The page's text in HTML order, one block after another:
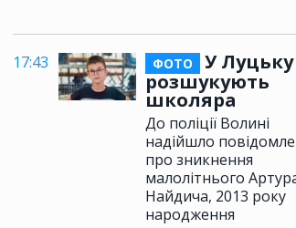
17:43 ФОТО
У Луцьку
розшукують
школяра
До поліції Волині
надійшло
про зникнення
малолітнього
Найдича, 2013 року
народження